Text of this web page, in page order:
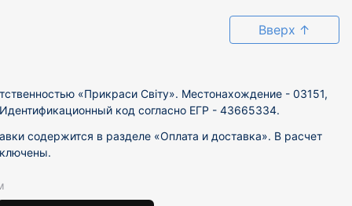
Вверх ↑
«Прикраси Світу». Местонахождение - 03151,
код согласно ЕГР - 43665334.
содержится в разделе «Оплата и доставка». В расчет